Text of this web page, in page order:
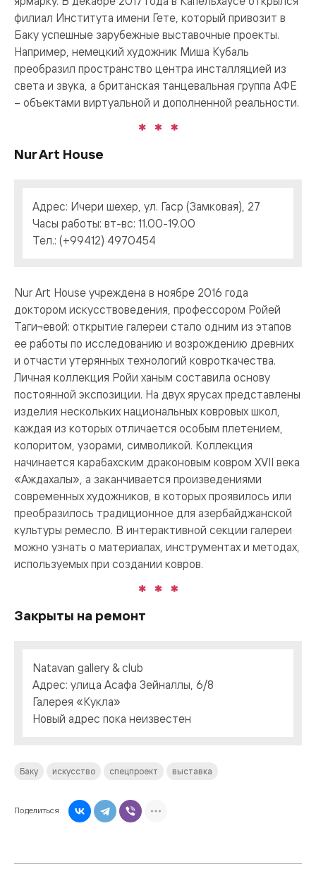
филиал Института имени Гете, который привозит в
Баку успешные зарубежные выставочные проекты.
Например, немецкий художник Миша Кубаль
преобразил пространство центра инсталляцией из
света и звука, а британская танцевальная группа АФЕ
– объектами виртуальной и дополненной реальности.
Nur Art House
Адрес: Ичери шехер, ул. Гаср (Замковая), 27
Часы работы: вт-вс: 11.00-19.00
Тел.: (+99412) 4970454
Nur Art House учреждена в ноябре 2016 года
доктором искусствоведения, профессором Ройей
Таги¬евой: открытие галереи стало одним из этапов
ее работы по исследованию и возрождению древних
и отчасти утерянных технологий ковроткачества.
Личная коллекция Ройи ханым составила основу
постоянной экспозиции. На двух ярусах представлены
изделия нескольких национальных ковровых школ,
каждая из которых отличается особым плетением,
колоритом, узорами, символикой. Коллекция
начинается карабахским драконовым ковром XVII века
«Аждахалы», а заканчивается произведениями
современных художников, в которых проявилось или
преобразилось традиционное для азербайджанской
культуры ремесло. В интерактивной секции галереи
можно узнать о материалах, инструментах и методах,
используемых при создании ковров.
Закрыты на ремонт
Natavan gallery & club
Адрес: улица Асафа Зейналлы, 6/8
Галерея «Кукла»
Новый адрес пока неизвестен
Баку искусство спецпроект выставка
Поделиться